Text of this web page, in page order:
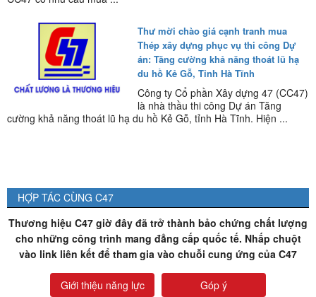
Thư mời chào giá cạnh tranh mua
Thép xây dựng phục vụ thi công Dự
án: Tăng cường khả năng thoát lũ hạ
du hồ Kẻ Gỗ, Tỉnh Hà Tĩnh
Công ty Cổ phần Xây dựng 47 (CC47)
là nhà thầu thi công Dự án Tăng
cường khả năng thoát lũ hạ du hồ Kẻ Gỗ, tỉnh Hà Tĩnh. Hiện ...
HỢP TÁC CÙNG C47
Thương hiệu C47 giờ đây đã trở thành bảo chứng chất lượng
cho những công trình mang đẳng cấp quốc tế. Nhấp chuột
vào link liên kết để tham gia vào chuỗi cung ứng của C47
Giới thiệu năng lực Góp ý